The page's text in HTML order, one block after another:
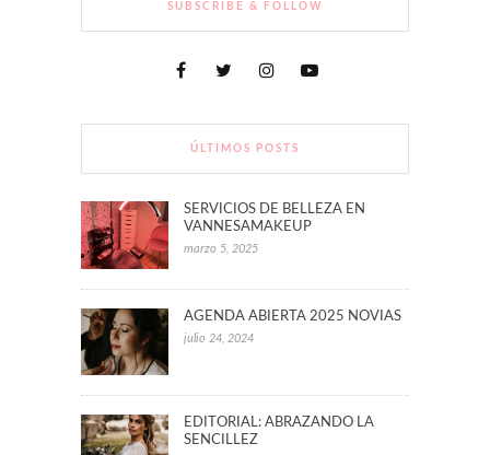
SUBSCRIBE & FOLLOW
ÚLTIMOS POSTS
SERVICIOS DE BELLEZA EN
VANNESAMAKEUP
marzo 5, 2025
AGENDA ABIERTA 2025 NOVIAS
julio 24, 2024
EDITORIAL: ABRAZANDO LA
SENCILLEZ